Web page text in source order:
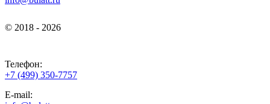
© 2018 - 2026
Телефон:
+7 (499) 350-7757
E-mail: